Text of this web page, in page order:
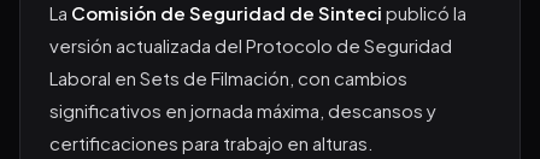
La Comisión de Seguridad de Sinteci publicó la
versión actualizada del Protocolo de Seguridad
Laboral en Sets de Filmación, con cambios
significativos en jornada máxima, descansos y
certificaciones para trabajo en alturas.